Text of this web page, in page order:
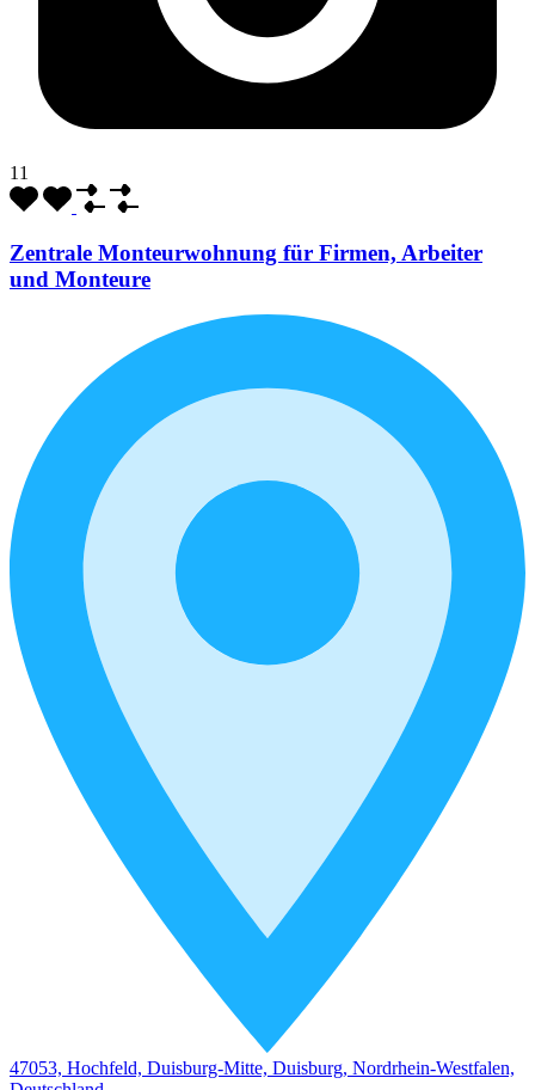
11
Zentrale Monteurwohnung für Firmen, Arbeiter
und Monteure
47053, Hochfeld, Duisburg-Mitte, Duisburg, Nordrhein-Westfalen,